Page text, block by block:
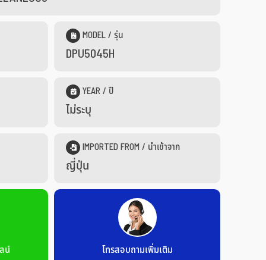
MODEL / รุ่น
DPU5045H
YEAR / ปี
ไม่ระบุ
IMPORTED FROM / นำเข้าจาก
ญี่ปุ่น
น์ โทรสอบถามเพิ่มเติม